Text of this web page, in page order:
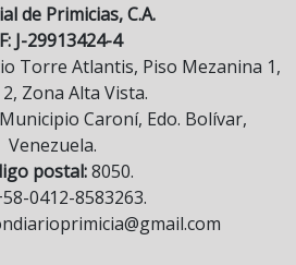
de Primicias, C.A.
J-29913424-4
Torre Atlantis, Piso Mezanina 1,
Zona Alta Vista.
Caroní, Edo. Bolívar,
Venezuela.
postal:8050.
0412-8583263.